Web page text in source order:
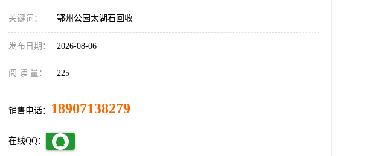
关键词： 鄂州公园太湖石回收
发布日期： 2026-08-06
阅 读 量： 225
销售电话： 18907138279
在线QQ：